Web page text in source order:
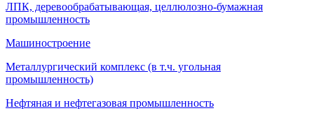
ЛПК, деревообрабатывающая, целлюлозно-бумажная
промышленность
Машиностроение
Металлургический комплекс (в т.ч. угольная
промышленность)
Нефтяная и нефтегазовая промышленность